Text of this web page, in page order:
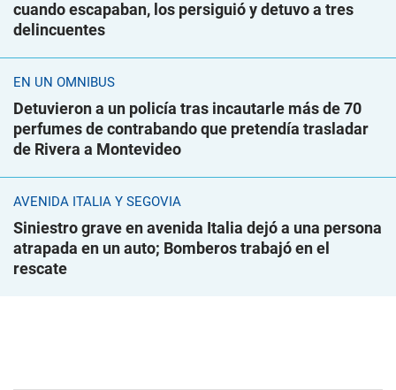
cuando escapaban, los persiguió y detuvo a tres
delincuentes
EN UN ÓMNIBUS
Detuvieron a un policía tras incautarle más de 70
perfumes de contrabando que pretendía trasladar
de Rivera a Montevideo
AVENIDA ITALIA Y SEGOVIA
Siniestro grave en avenida Italia dejó a una persona
atrapada en un auto; Bomberos trabajó en el
rescate